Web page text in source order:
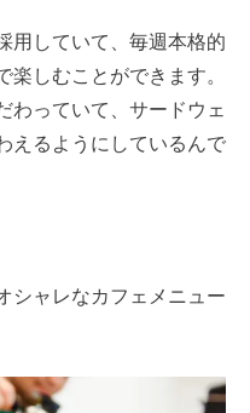
用していて、毎週本格的
楽しむことができます。
わっていて、サードウェ
えるようにしているんで
シャレなカフェメニュー